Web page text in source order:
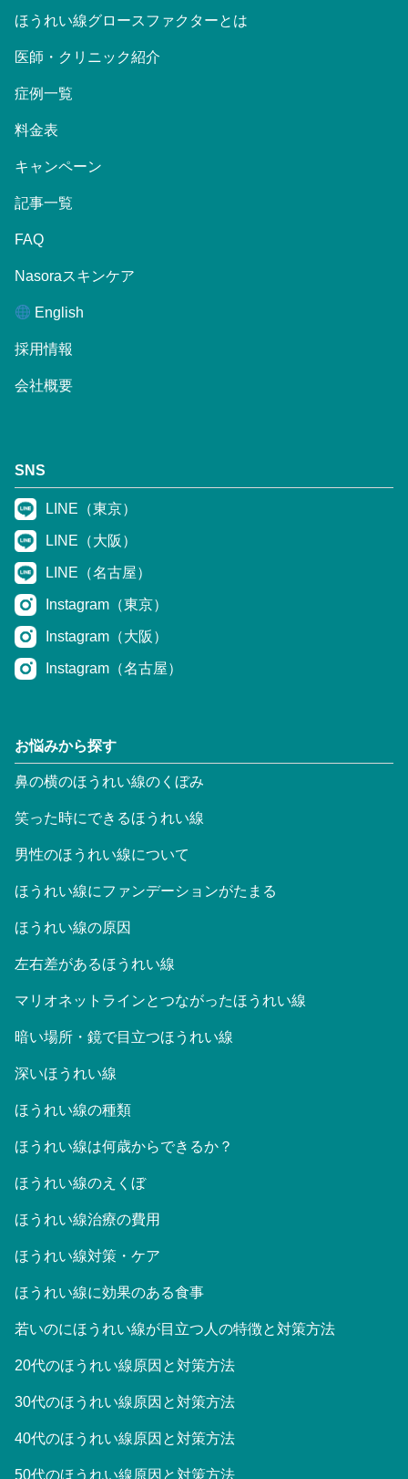
ほうれい線グロースファクターとは
医師・クリニック紹介
症例一覧
料金表
キャンペーン
記事一覧
FAQ
Nasoraスキンケア
English
採用情報
会社概要
SNS
LINE（東京）
LINE（大阪）
LINE（名古屋）
Instagram（東京）
Instagram（大阪）
Instagram（名古屋）
お悩みから探す
鼻の横のほうれい線のくぼみ
笑った時にできるほうれい線
男性のほうれい線について
ほうれい線にファンデーションがたまる
ほうれい線の原因
左右差があるほうれい線
マリオネットラインとつながったほうれい線
暗い場所・鏡で目立つほうれい線
深いほうれい線
ほうれい線の種類
ほうれい線は何歳からできるか？
ほうれい線のえくぼ
ほうれい線治療の費用
ほうれい線対策・ケア
ほうれい線に効果のある食事
若いのにほうれい線が目立つ人の特徴と対策方法
20代のほうれい線原因と対策方法
30代のほうれい線原因と対策方法
40代のほうれい線原因と対策方法
50代のほうれい線原因と対策方法